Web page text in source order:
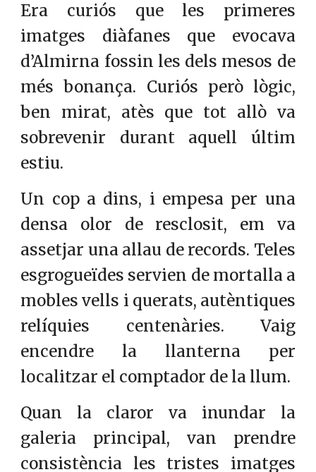
Era curiós que les primeres
imatges diàfanes que evocava
d’Almirna fossin les dels mesos de
més bonança. Curiós però lògic,
ben mirat, atès que tot allò va
sobrevenir durant aquell últim
estiu.
Un cop a dins, i empesa per una
densa olor de resclosit, em va
assetjar una allau de records. Teles
esgrogueïdes servien de mortalla a
mobles vells i querats, autèntiques
relíquies centenàries. Vaig
encendre la llanterna per
localitzar el comptador de la llum.
Quan la claror va inundar la
galeria principal, van prendre
consistència les tristes imatges